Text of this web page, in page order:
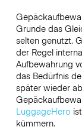
Grunde das
selten genutzt.
der Regel
Aufbewahrung
das Bedürfnis
später wieder
LuggageHero
kümmern.